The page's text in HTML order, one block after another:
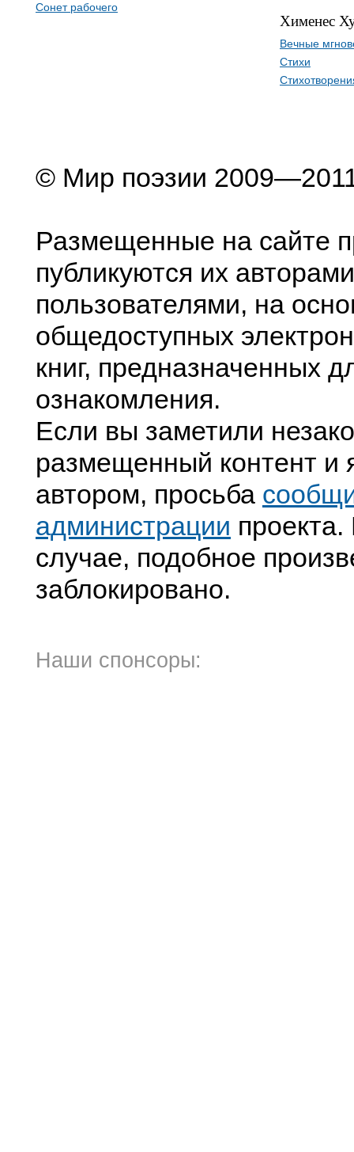
Сонет рабочего
Хименес
Вечные
Стихи
© Мир поэзии
Размещенные на сайте
публикуются их
пользователями, на
общедоступных
книг, предназначенных
ознакомления.
Если вы заметили
размещенный контент и
автором, просьба
администрации
случае, подобное
заблокировано.
Наши спонсоры: